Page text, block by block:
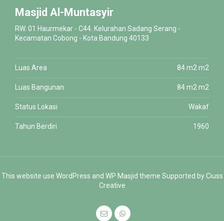
Masjid Al-Muntasyir
RW. 01 Haurmekar - C44. Kelurahan Sadang Serang -
Kecamatan Cobong - Kota Bandung 40133
Luas Area 84 m2 m2
Luas Bangunan 84 m2 m2
Status Lokasi Wakaf
Tahun Berdiri 1960
This website use WordPress and WP Masjid theme Supported byCiuss
Creative